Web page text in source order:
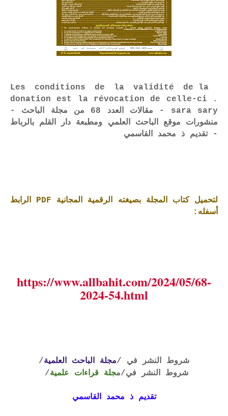
Les conditions de la validité de la
donation est la révocation de celle-ci .
sara sary - مقالات العدد 68 من مجلة الباحث -
منشورات موقع الباحث العلمي ومطبعة دار القلم بالرباط
- تقديم ذ محمد القاسمي
لتحميل كتاب المجلة بصيغته الرقمية المجانية PDF الرابط
أسفله:
https://www.allbahit.com/2024/05/68-
2024-54.html
شروط النشر في /مجلة الباحث العلمية/
شروط النشر في/مجلة قراءات علمية/
تقديم ذ محمد القاسمي